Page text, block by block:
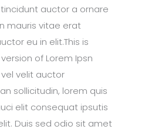
auctor a ornare
mauris vitae erat
eu in elit.This is
of Lorem Ipsn
velit auctor
sollicitudin, lorem quis
elit consequat ipsutis
Duis sed odio sit amet